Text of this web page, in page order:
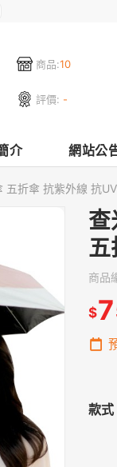
商品:10
評價: -
介 網站公
折傘 抗紫外線 抗
查
五
商品
$
款式